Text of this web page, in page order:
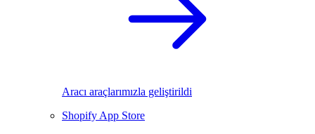
Aracı araçlarımızla geliştirildi
Shopify App Store